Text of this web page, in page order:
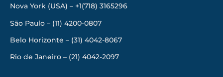
Nova York (USA) – +1(718) 3165296
São Paulo – (11) 4200-0807
Belo Horizonte – (31) 4042-8067
Rio de Janeiro – (21) 4042-2097